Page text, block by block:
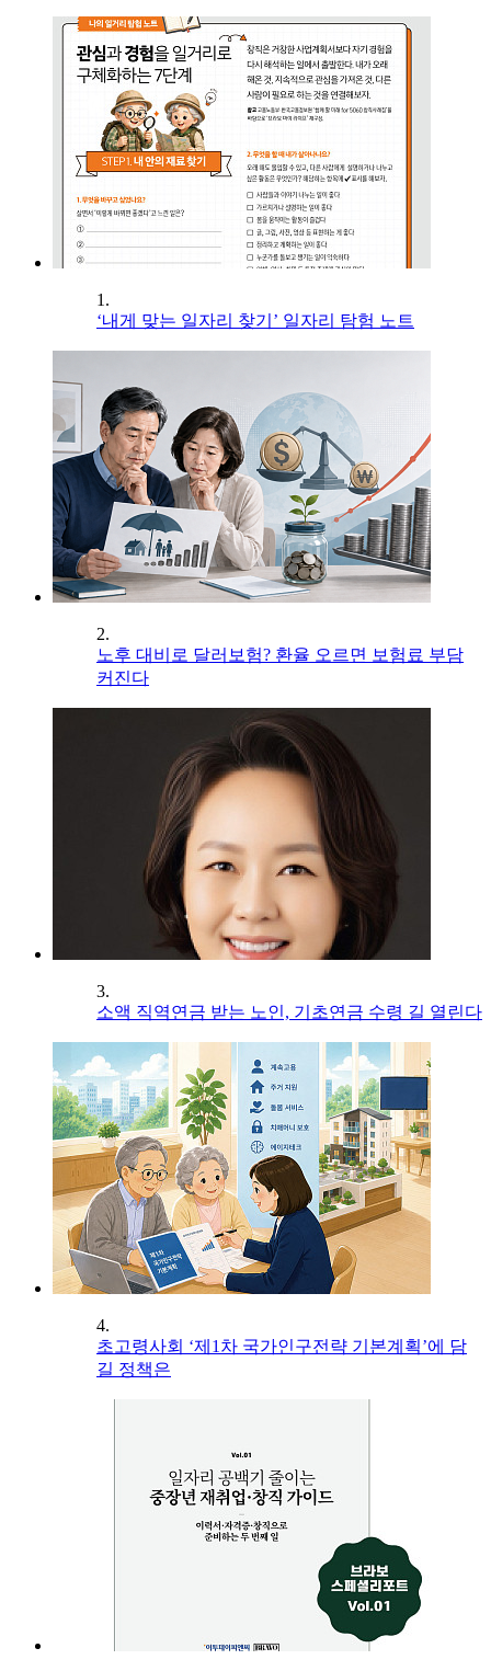
1.
‘내게 맞는 일자리 찾기’ 일자리 탐험 노트
2.
노후 대비로 달러보험? 환율 오르면 보험료 부담
커진다
3.
소액 직역연금 받는 노인, 기초연금 수령 길 열린다
4.
초고령사회 ‘제1차 국가인구전략 기본계획’에 담
길 정책은